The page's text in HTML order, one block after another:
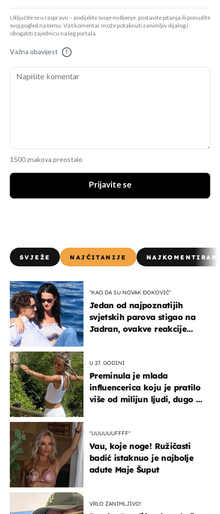
Uključite se u raspravu – podijelite svoje mišljenje, postavite pitanja ili ponudite
svoj pogled na temu. Vaš komentar može potaknuti zanimljiv dijalog i
obogatiti zajednicu našeg portala.
Važna obavijest !
1500 znakova preostalo
Prijavite se
SVJEŽE NAJČITANIJE
"KAO DA SU NOVAK ĐOKOVIĆ"
Jedan od najpoznatijih
svjetskih parova stigao na
Jadran, ovakve reakcije
U 27. GODINI
Preminula je mlada
influencerica koju je pratilo
više od milijun ljudi, dugo se
"UUUUUUFFFF"
Vau, koje noge! Ružičasti
badić istaknuo je najbolje
adute Maje Šuput
VRLO ZANIMLJIVO!